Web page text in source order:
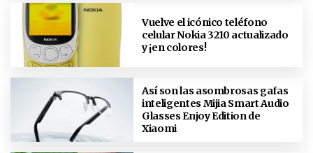
Vuelve el icónico teléfono
celular Nokia 3210 actualizado
y ¡en colores!
Así son las asombrosas gafas
inteligentes Mijia Smart Audio
Glasses Enjoy Edition de
Xiaomi